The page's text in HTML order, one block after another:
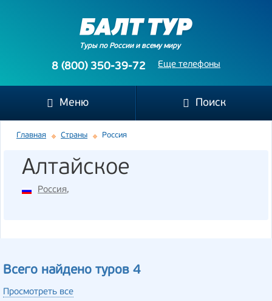
Туры по России и всему миру
Еще телефоны
8 (800) 350-39-72
Меню Поиск
Главная Страны Россия
Алтайское
Россия,
Всего найдено туров 4
Просмотреть все